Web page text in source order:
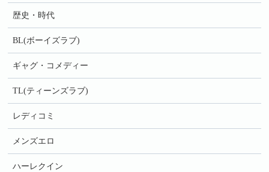
歴史・時代
BL(ボーイズラブ)
ギャグ・コメディー
TL(ティーンズラブ)
レディコミ
メンズエロ
ハーレクイン